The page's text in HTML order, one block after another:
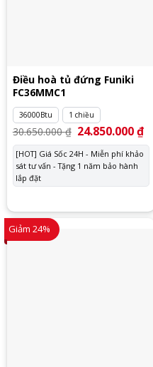
Điều hoà tủ đứng Funiki
FC36MMC1
36000Btu 1 chiều
30.650.000₫ Giá
gốc
là:
30.650.000 ₫.
24.850.000₫Giá
tại
[HOT] Giá Sốc 24H - Miễn phí khảo
sát tư vấn - Tặng 1 năm bảo hành
lắp đặt
Giảm 24%